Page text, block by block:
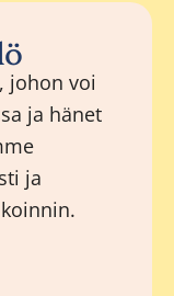
johon voi
ja hänet
ja